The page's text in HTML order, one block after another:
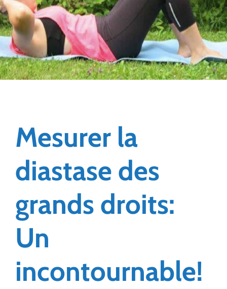
Mesurer la
diastase des
grands droits:
Un
incontournable!